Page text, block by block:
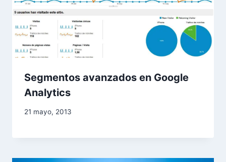
Segmentos avanzados en Google
Analytics
21 mayo, 2013